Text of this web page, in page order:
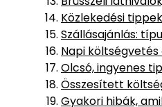
Közlekedési
Szállásajánlás:
Napi költségvetés
Olcsó, ingyenes
Összesített
Gyakori hibák,